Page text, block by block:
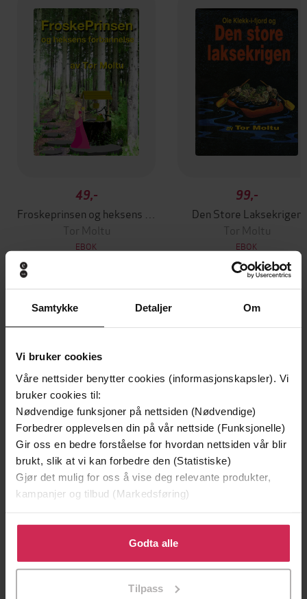
Samtykke Detaljer Om
Vi bruker cookies
Våre nettsider benytter cookies (informasjonskapsler). Vi
bruker cookies til:
Nødvendige funksjoner på nettsiden (Nødvendige)
Forbedrer opplevelsen din på vår nettside (Funksjonelle)
Gir oss en bedre forståelse for hvordan nettsiden vår blir
brukt, slik at vi kan forbedre den (Statistiske)
Gjør det mulig for oss å vise deg relevante produkter,
kampanjer og tilbud (Markedsføring)
Klikk på «Godta alle» for å gi oss ditt samtykke til å
bruke cookies for alle disse formålene. Du kan også
tilpasse ditt samtykke til spesifikke formål ved å klikke
Godta alle
Tilpass
49,-
Tor Moltu
EBOK
99,-
Den Store Laksekrigen
Tor Moltu
EBOK
Andre har også kjøpt
Premium
Vinner av Rivertonprisen
199,-
Første gang på tilbud
349,-